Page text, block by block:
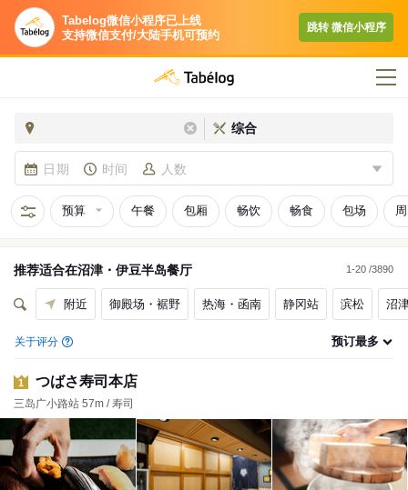
Tabelog微信小程序已上线
支持微信支付/大陆手机可预约
跳转​ 微信小程序​
综合
日期 时间 人数
预算 午餐 包厢 畅饮 畅食 包场
推荐适合在沼津・伊豆半岛餐厅 1-20 /3890
附近 御殿场・裾野 热海・函南 静冈站 滨松 沼
关于评分 预订最多
1 つばさ寿司本店
三岛广小路站 57m / 寿司